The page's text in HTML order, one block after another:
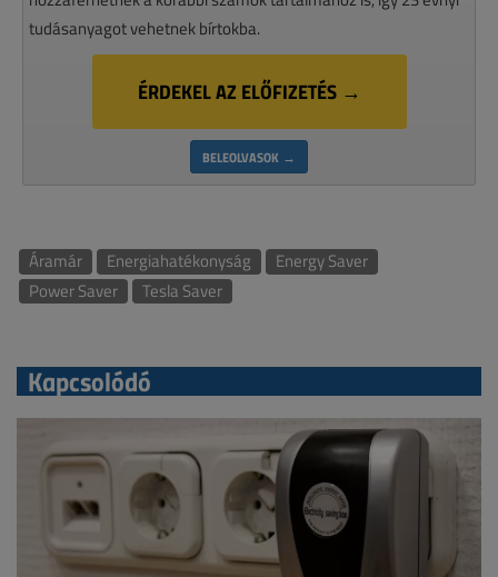
tudásanyagot vehetnek bírtokba.
ÉRDEKEL AZ ELŐFIZETÉS →
BELEOLVASOK →
Áramár Energiahatékonyság
Energy Saver
Power Saver
Tesla Saver
Kapcsolódó